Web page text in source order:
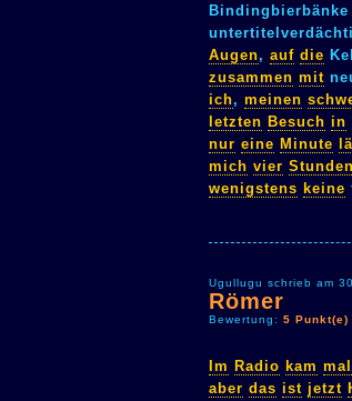
Bindingbierbänke
Augen, auf die
zusammen mit
ich, meinen
letzten Besuch in
nur eine Minute
mich vier Stunden
wenigstens keine
Ugullugu schrieb am
Römer
Bewertung: 5 Punkt(e)
Im Radio kam mal
aber das ist jetzt